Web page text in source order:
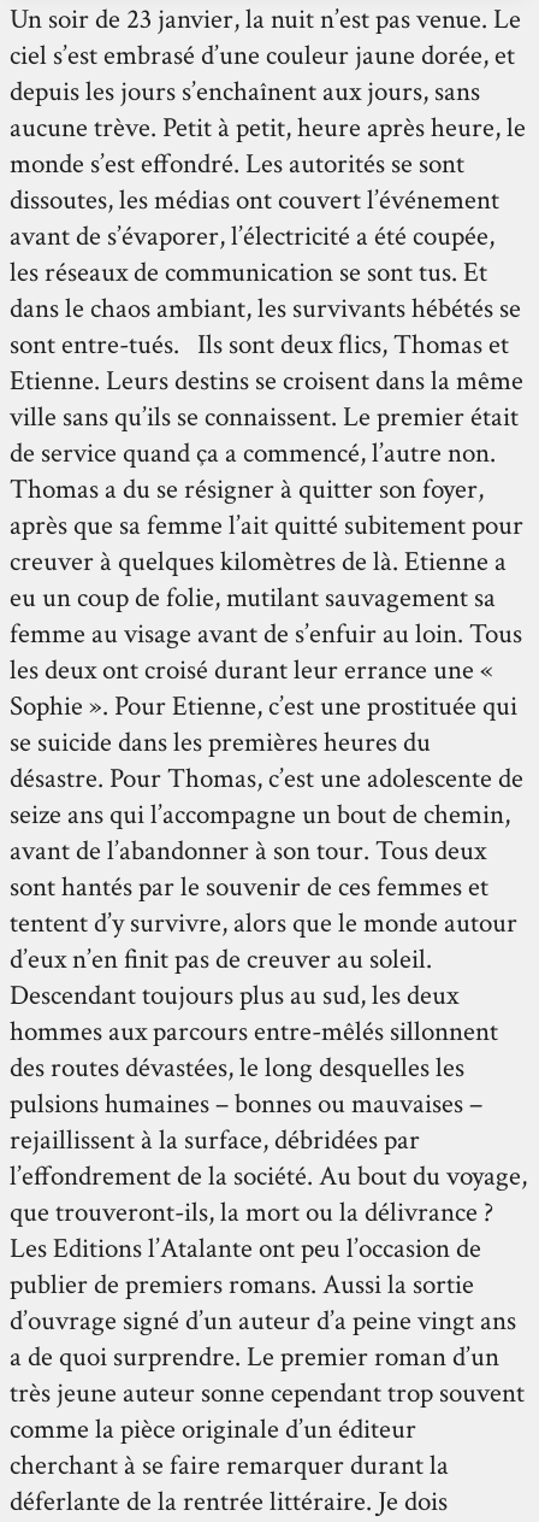
Un soir de 23 janvier, la nuit n’est pas venue. Le
ciel s’est embrasé d’une couleur jaune dorée, et
depuis les jours s’enchaînent aux jours, sans
aucune trève. Petit à petit, heure après heure, le
monde s’est effondré. Les autorités se sont
dissoutes, les médias ont couvert l’événement
avant de s’évaporer, l’électricité a été coupée,
les réseaux de communication se sont tus. Et
dans le chaos ambiant, les survivants hébétés se
sont entre-tués. Ils sont deux flics, Thomas et
Etienne. Leurs destins se croisent dans la même
ville sans qu’ils se connaissent. Le premier était
de service quand ça a commencé, l’autre non.
Thomas a du se résigner à quitter son foyer,
après que sa femme l’ait quitté subitement pour
creuver à quelques kilomètres de là. Etienne a
eu un coup de folie, mutilant sauvagement sa
femme au visage avant de s’enfuir au loin. Tous
les deux ont croisé durant leur errance une «
Sophie ». Pour Etienne, c’est une prostituée qui
se suicide dans les premières heures du
désastre. Pour Thomas, c’est une adolescente de
seize ans qui l’accompagne un bout de chemin,
avant de l’abandonner à son tour. Tous deux
sont hantés par le souvenir de ces femmes et
tentent d’y survivre, alors que le monde autour
d’eux n’en finit pas de creuver au soleil.
Descendant toujours plus au sud, les deux
hommes aux parcours entre-mêlés sillonnent
des routes dévastées, le long desquelles les
pulsions humaines – bonnes ou mauvaises –
rejaillissent à la surface, débridées par
l’effondrement de la société. Au bout du voyage,
que trouveront-ils, la mort ou la délivrance ?
Les Editions l’Atalante ont peu l’occasion de
publier de premiers romans. Aussi la sortie
d’ouvrage signé d’un auteur d’a peine vingt ans
a de quoi surprendre. Le premier roman d’un
très jeune auteur sonne cependant trop souvent
comme la pièce originale d’un éditeur
cherchant à se faire remarquer durant la
déferlante de la rentrée littéraire. Je dois